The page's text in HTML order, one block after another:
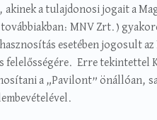
a tulajdonosi jogait a
MNV Zrt.)
esetében jogosult
felelősségére. Erre tekintettel
a „Pavilont” önállóan,